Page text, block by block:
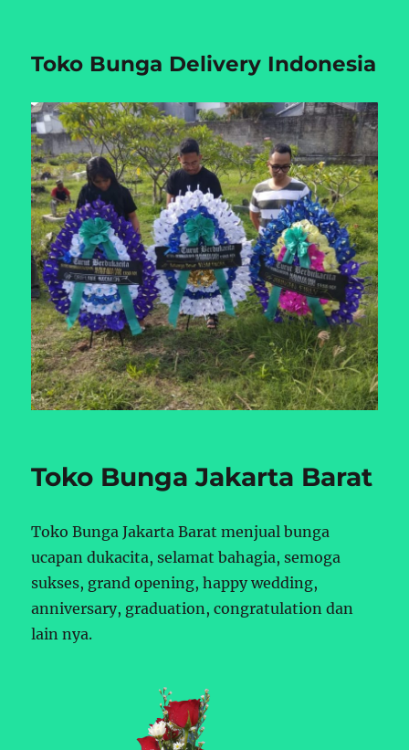
Toko Bunga Delivery Indonesia
Toko Bunga Jakarta Barat
Toko Bunga Jakarta Barat menjual bunga
ucapan dukacita, selamat bahagia, semoga
sukses, grand opening, happy wedding,
anniversary, graduation, congratulation dan
lain nya.